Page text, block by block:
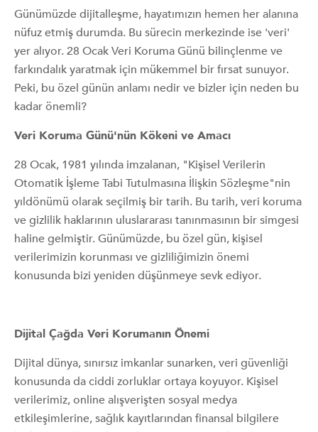
Günümüzde dijitalleşme, hayatımızın hemen her alanına
nüfuz etmiş durumda. Bu sürecin merkezinde ise 'veri'
yer alıyor. 28 Ocak Veri Koruma Günü bilinçlenme ve
farkındalık yaratmak için mükemmel bir fırsat sunuyor.
Peki, bu özel günün anlamı nedir ve bizler için neden bu
kadar önemli?
Veri Koruma Günü'nün Kökeni ve Amacı
28 Ocak, 1981 yılında imzalanan, "Kişisel Verilerin
Otomatik İşleme Tabi Tutulmasına İlişkin Sözleşme"nin
yıldönümü olarak seçilmiş bir tarih. Bu tarih, veri koruma
ve gizlilik haklarının uluslararası tanınmasının bir simgesi
haline gelmiştir. Günümüzde, bu özel gün, kişisel
verilerimizin korunması ve gizliliğimizin önemi
konusunda bizi yeniden düşünmeye sevk ediyor.
Dijital Çağda Veri Korumanın Önemi
Dijital dünya, sınırsız imkanlar sunarken, veri güvenliği
konusunda da ciddi zorluklar ortaya koyuyor. Kişisel
verilerimiz, online alışverişten sosyal medya
etkileşimlerine, sağlık kayıtlarından finansal bilgilere